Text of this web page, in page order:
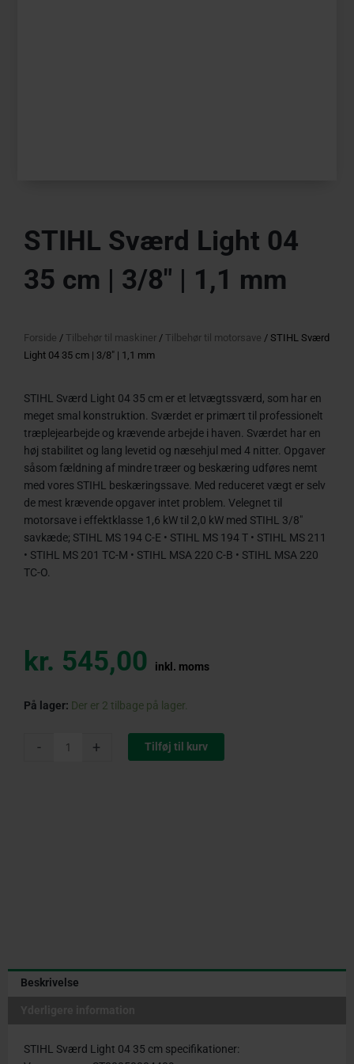
STIHL Sværd Light 04
35 cm | 3/8″ | 1,1 mm
Forside / Tilbehør til maskiner / Tilbehør til motorsave / STIHL Sværd
Light 04 35 cm | 3/8″ | 1,1 mm
STIHL Sværd Light 04 35 cm er et letvægtssværd, som har en
meget smal konstruktion. Sværdet er primært til professionelt
træplejearbejde og krævende arbejde i haven. Sværdet har en
høj stabilitet og lang levetid og næsehjul med 4 nitter. Opgaver
såsom fældning af mindre træer og beskæring udføres nemt
med vores STIHL beskæringssave. Med reduceret vægt er selv
de mest krævende opgaver intet problem. Velegnet til
motorsave i effektklasse 1,6 kW til 2,0 kW med STIHL 3/8″
savkæde; STIHL MS 194 C-E • STIHL MS 194 T • STIHL MS 211
• STIHL MS 201 TC-M • STIHL MSA 220 C-B • STIHL MSA 220
TC-O.
kr. 545,00 inkl. moms
På lager: Der er 2 tilbage på lager.
-
STIHL
+ Tilføj til kurv
Beskrivelse
STIHL Sværd Light 04 35 cm specifikationer: